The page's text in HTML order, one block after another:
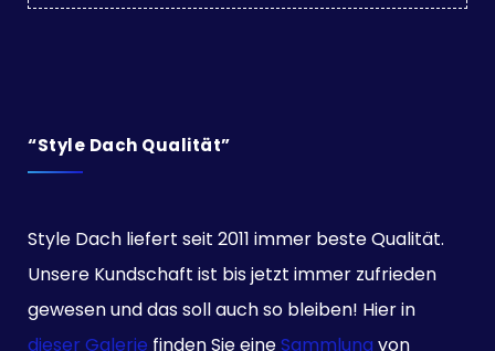
“Style Dach Qualität”
Style Dach liefert seit 2011 immer beste Qualität.
Unsere Kundschaft ist bis jetzt immer zufrieden
gewesen und das soll auch so bleiben! Hier in
dieser Galerie finden Sie eineSammlung von